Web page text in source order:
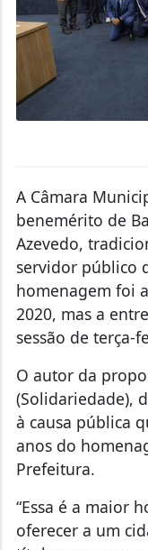
A Câmara
benemérito de
Azevedo,
servidor público
homenagem foi
2020, mas a
sessão de terça-
O autor da
(Solidariedade),
à causa pública
anos do
Prefeitura.
“Essa é a maior
oferecer a um